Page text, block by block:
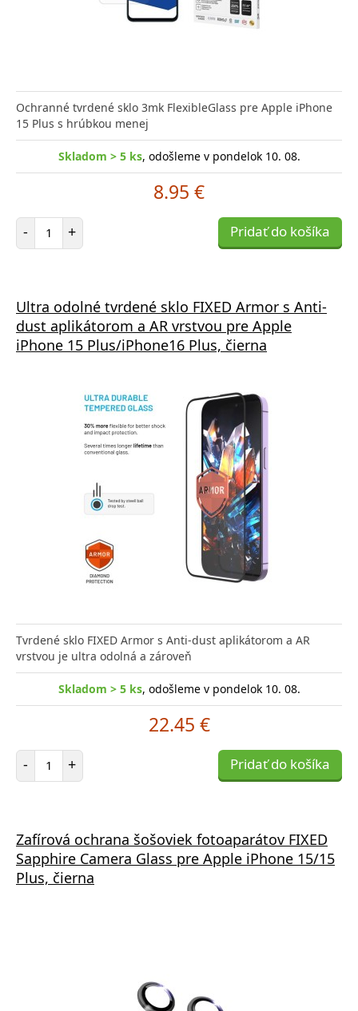
Ochranné tvrdené sklo 3mk FlexibleGlass pre Apple iPhone
15 Plus s hrúbkou menej
Skladom > 5 ks, odošleme v pondelok 10. 08.
8.95 €
- Počet položiek
+ Pridať do košíka
Ultra odolné tvrdené sklo FIXED Armor s Anti-
dust aplikátorom a AR vrstvou pre Apple
iPhone 15 Plus/iPhone16 Plus, čierna
Tvrdené sklo FIXED Armor s Anti-dust aplikátorom a AR
vrstvou je ultra odolná a zároveň
Skladom > 5 ks, odošleme v pondelok 10. 08.
22.45 €
- Počet položiek
+ Pridať do košíka
Zafírová ochrana šošoviek fotoaparátov FIXED
Sapphire Camera Glass pre Apple iPhone 15/15
Plus, čierna